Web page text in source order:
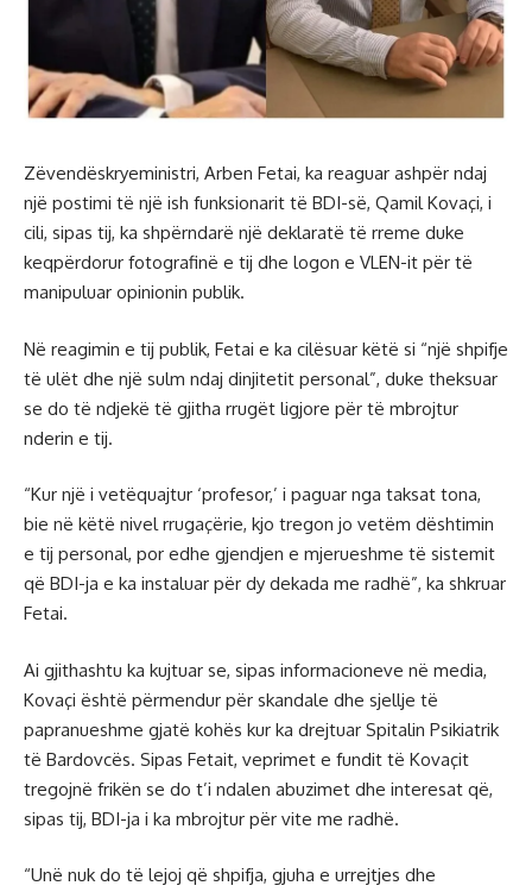
Zëvendëskryeministri, Arben Fetai, ka reaguar ashpër ndaj
një postimi të një ish funksionarit të BDI-së, Qamil Kovaçi, i
cili, sipas tij, ka shpërndarë një deklaratë të rreme duke
keqpërdorur fotografinë e tij dhe logon e VLEN-it për të
manipuluar opinionin publik.
Në reagimin e tij publik, Fetai e ka cilësuar këtë si “një shpifje
të ulët dhe një sulm ndaj dinjitetit personal”, duke theksuar
se do të ndjekë të gjitha rrugët ligjore për të mbrojtur
nderin e tij.
“Kur një i vetëquajtur ‘profesor,’ i paguar nga taksat tona,
bie në këtë nivel rrugaçërie, kjo tregon jo vetëm dështimin
e tij personal, por edhe gjendjen e mjerueshme të sistemit
që BDI-ja e ka instaluar për dy dekada me radhë”, ka shkruar
Fetai.
Ai gjithashtu ka kujtuar se, sipas informacioneve në media,
Kovaçi është përmendur për skandale dhe sjellje të
papranueshme gjatë kohës kur ka drejtuar Spitalin Psikiatrik
të Bardovcës. Sipas Fetait, veprimet e fundit të Kovaçit
tregojnë frikën se do t’i ndalen abuzimet dhe interesat që,
sipas tij, BDI-ja i ka mbrojtur për vite me radhë.
“Unë nuk do të lejoj që shpifja, gjuha e urrejtjes dhe